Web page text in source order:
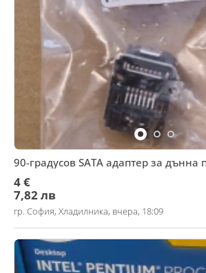
90-градусов SATA адаптер за дънна
4 €
7,82 лв
гр. София, Хладилника, вчера, 18:09